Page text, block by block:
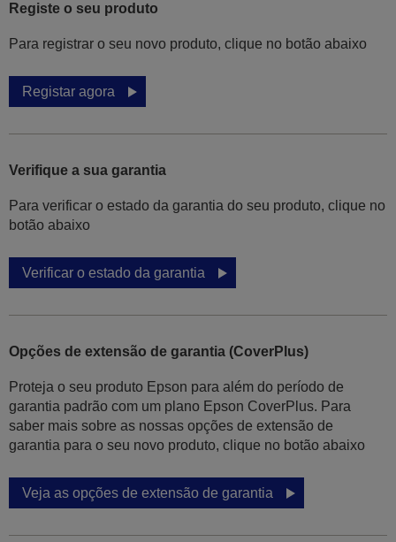
Registe o seu produto
Para registrar o seu novo produto, clique no botão abaixo
Registar agora
Verifique a sua garantia
Para verificar o estado da garantia do seu produto, clique no
botão abaixo
Verificar o estado da garantia
Opções de extensão de garantia (CoverPlus)
Proteja o seu produto Epson para além do período de
garantia padrão com um plano Epson CoverPlus. Para
saber mais sobre as nossas opções de extensão de
garantia para o seu novo produto, clique no botão abaixo
Veja as opções de extensão de garantia